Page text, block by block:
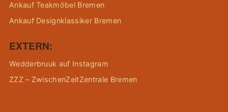
Ankauf Teakmöbel Bremen
Ankauf Designklassiker Bremen
EXTERN:
Wedderbruuk auf Instagram
ZZZ – ZwischenZeitZentrale Bremen